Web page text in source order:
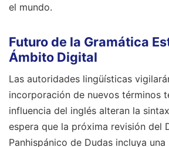
el mundo.
Futuro de la Gramática
Ámbito Digital
Las autoridades lingüísticas
incorporación de nuevos términos
influencia del inglés alteran la
espera que la próxima revisión del
Panhispánico de Dudas incluya